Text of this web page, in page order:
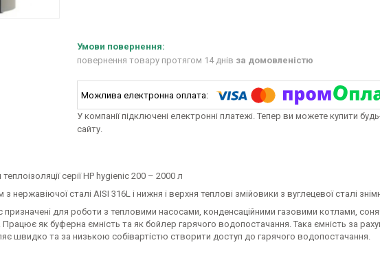
повернення товару протягом 14 днів за домовленістю
У компанії підключені електронні платежі. Тепер ви можете купити
сайту.
теплоізоляції серії HP hygienic 200 – 2000 л
нержавіючої сталі AISI 316L і нижня і верхня теплові змійовики з вуглецевої сталі
призначені для роботи з тепловими насосами, конденсаційними газовими котлами,
Працює як буферна ємність та як бойлер гарячого водопостачання. Така ємність за
швидко та за низькою собівартістю створити доступ до гарячого водопостачання.